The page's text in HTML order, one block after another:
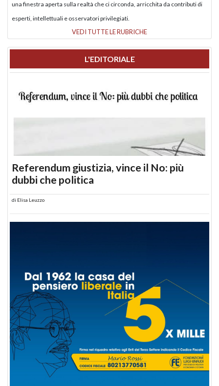
una finestra aperta sulla realtà che ci circonda, arricchita da contributi di
esperti, intellettuali e osservatori privilegiati.
VEDI TUTTE LE RUBRICHE
L'EDITORIALE
Referendum giustizia, vince il No: più
dubbi che politica
di Elisa Leuzzo